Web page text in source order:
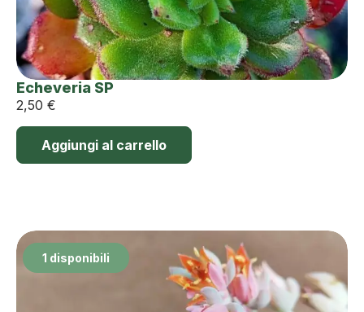
Echeveria SP
2,50 €
Aggiungi al carrello
1 disponibili